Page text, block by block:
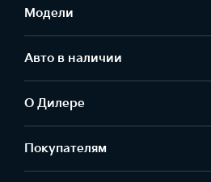
Модели
Авто в наличии
О Дилере
Покупателям